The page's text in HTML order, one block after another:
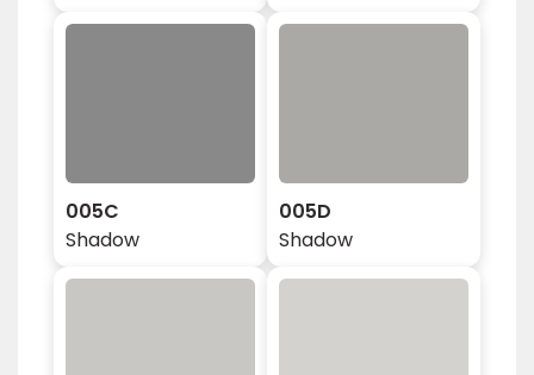
005C
Shadow
005D
Shadow